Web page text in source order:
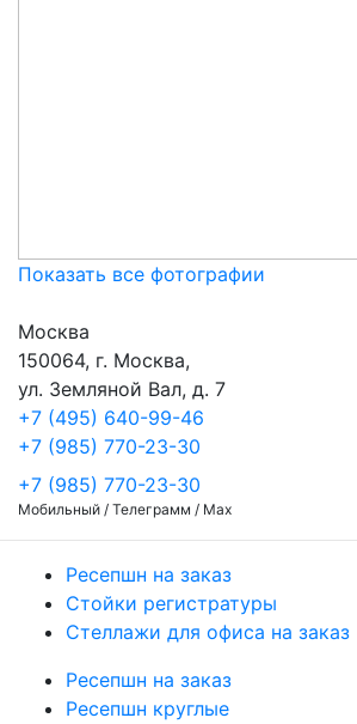
Показать все фотографии
Москва
150064, г. Москва,
ул. Земляной Вал, д. 7
+7 (495) 640-99-46
+7 (985) 770-23-30
+7 (985) 770-23-30
Мобильный / Телеграмм / Max
Ресепшн на заказ
Стойки регистратуры
Стеллажи для офиса на заказ
Ресепшн на заказ
Ресепшн круглые